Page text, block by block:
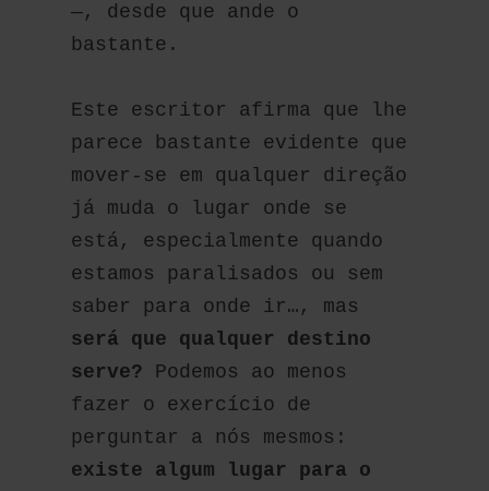
—, desde que ande o
bastante.
Este escritor afirma que lhe
parece bastante evidente que
mover-se em qualquer direção
já muda o lugar onde se
está, especialmente quando
estamos paralisados ou sem
será que qualquer destino
serve? Podemos ao menos
fazer o exercício de
existe algum lugar para o